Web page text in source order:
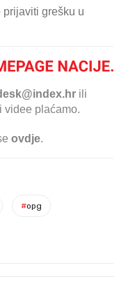
grešku u
ili
videe plaćamo.
ovdje.
#opg